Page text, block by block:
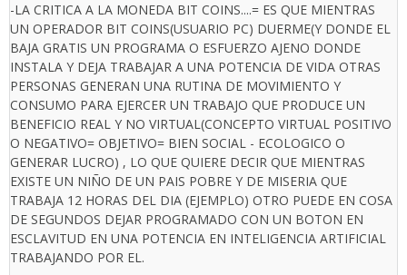
-LA CRITICA A LA MONEDA BIT COINS....= ES QUE MIENTRAS
UN OPERADOR BIT COINS(USUARIO PC) DUERME(Y DONDE EL
BAJA GRATIS UN PROGRAMA O ESFUERZO AJENO DONDE
INSTALA Y DEJA TRABAJAR A UNA POTENCIA DE VIDA OTRAS
PERSONAS GENERAN UNA RUTINA DE MOVIMIENTO Y
CONSUMO PARA EJERCER UN TRABAJO QUE PRODUCE UN
BENEFICIO REAL Y NO VIRTUAL(CONCEPTO VIRTUAL POSITIVO
O NEGATIVO= OBJETIVO= BIEN SOCIAL - ECOLOGICO O
GENERAR LUCRO) , LO QUE QUIERE DECIR QUE MIENTRAS
EXISTE UN NIÑO DE UN PAIS POBRE Y DE MISERIA QUE
TRABAJA 12 HORAS DEL DIA (EJEMPLO) OTRO PUEDE EN COSA
DE SEGUNDOS DEJAR PROGRAMADO CON UN BOTON EN
ESCLAVITUD EN UNA POTENCIA EN INTELIGENCIA ARTIFICIAL
TRABAJANDO POR EL.